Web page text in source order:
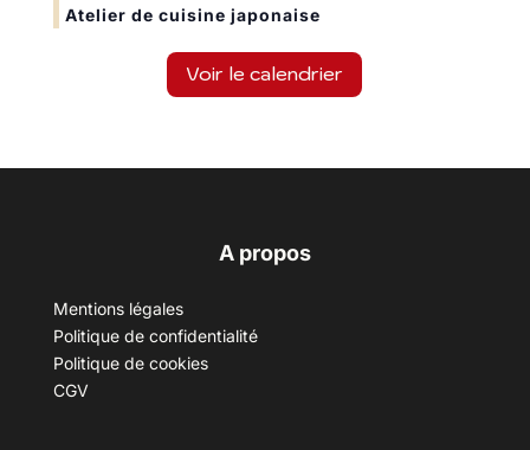
Atelier de cuisine japonaise
Voir le calendrier
A propos
Mentions légales
Politique de confidentialité
Politique de cookies
CGV